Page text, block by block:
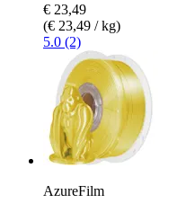
€ 23,49
(€ 23,49 / kg)
5.0 (2)
AzureFilm